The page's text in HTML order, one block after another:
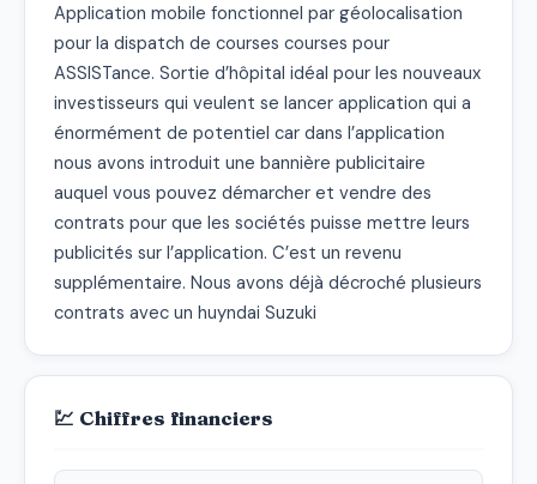
Application mobile fonctionnel par géolocalisation
pour la dispatch de courses courses pour
ASSISTance. Sortie d’hôpital idéal pour les nouveaux
investisseurs qui veulent se lancer application qui a
énormément de potentiel car dans l’application
nous avons introduit une bannière publicitaire
auquel vous pouvez démarcher et vendre des
contrats pour que les sociétés puisse mettre leurs
publicités sur l’application. C’est un revenu
supplémentaire. Nous avons déjà décroché plusieurs
contrats avec un huyndai Suzuki
💹 Chiffres financiers